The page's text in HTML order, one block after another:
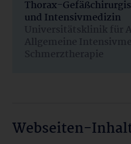
Thorax-
und Intensivmedizin
Universitätsklinik für
Allgemeine
Schmerztherapie
Webseiten-